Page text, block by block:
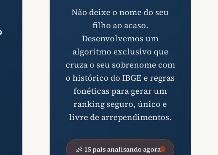
Não deixe o nome do seu
filho ao acaso.
Desenvolvemos um
algoritmo exclusivo que
cruza o seu sobrenome com
o histórico do IBGE e regras
fonéticas para gerar um
ranking seguro, único e
livre de arrependimentos.
👶 15 pais analisando agora